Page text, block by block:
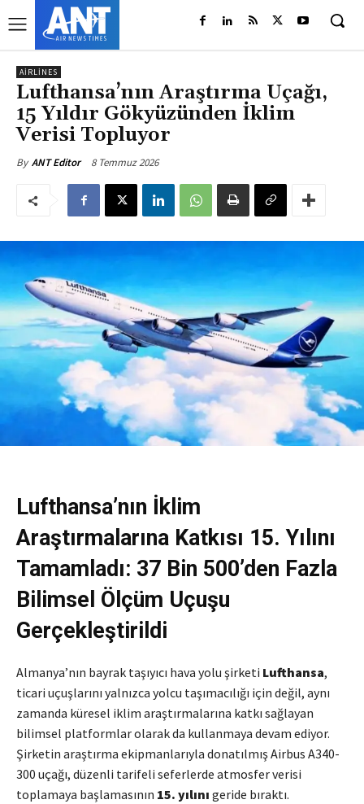
AIRLINES
Lufthansa’nın Araştırma Uçağı,
15 Yıldır Gökyüzünden İklim
Verisi Topluyor
By ANT Editor 8 Temmuz 2026
Lufthansa’nın İklim
Araştırmalarına Katkısı 15. Yılını
Tamamladı: 37 Bin 500’den Fazla
Bilimsel Ölçüm Uçuşu
Gerçekleştirildi
Almanya’nın bayrak taşıyıcı hava yolu şirketi Lufthansa,
ticari uçuşlarını yalnızca yolcu taşımacılığı için değil, aynı
zamanda küresel iklim araştırmalarına katkı sağlayan
bilimsel platformlar olarak da kullanmaya devam ediyor.
Şirketin araştırma ekipmanlarıyla donatılmış Airbus A340-
300 uçağı, düzenli tarifeli seferlerde atmosfer verisi
toplamaya başlamasının 15. yılını geride bıraktı.